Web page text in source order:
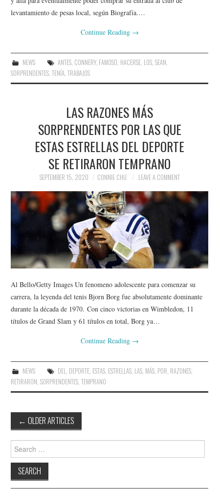
levantamiento de pesas local, según Biografía.…
Continue Reading →
NEWS ANTES, CONNERY, FAMOSO, HACERSE, LOS, SEAN,
SORPRENDENTES,TENÍA,TRABAJOS
LAS RAZONES MÁS
SORPRENDENTES POR LAS QUE
ESTAS ESTRELLAS DEL DEPORTE
SE RETIRARON TEMPRANO
SEPTEMBER 15, 2020 CONNIE CHU LEAVE A COMMENT
Al Bello/Getty Images Un fenomeno adolescente para comenzar su
carrera, la leyenda del tenis Bjorn Borg fue absolutamente dominante
durante la década de 1970. Con cinco victorias en Wimbledon, 11
títulos de Grand Slam y 61 títulos en total, Borg ya…
Continue Reading →
NEWS DEL, DEPORTE, ESTAS, ESTRELLAS, LAS, MÁS, POR, RAZONES,
RETIRARON,SORPRENDENTES,TEMPRANO
Post
navigation
← OLDER ARTICLES
Search
for: